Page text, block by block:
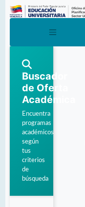
Buscador
de Oferta
Académica
Encuentra
programas
académicos
según
tus
criterios
de
búsqueda